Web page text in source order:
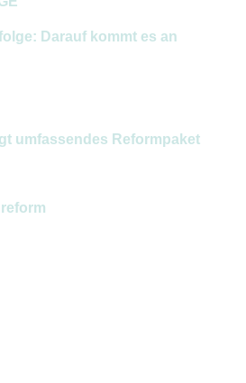
Darauf kommt es an
umfassendes Reformpaket